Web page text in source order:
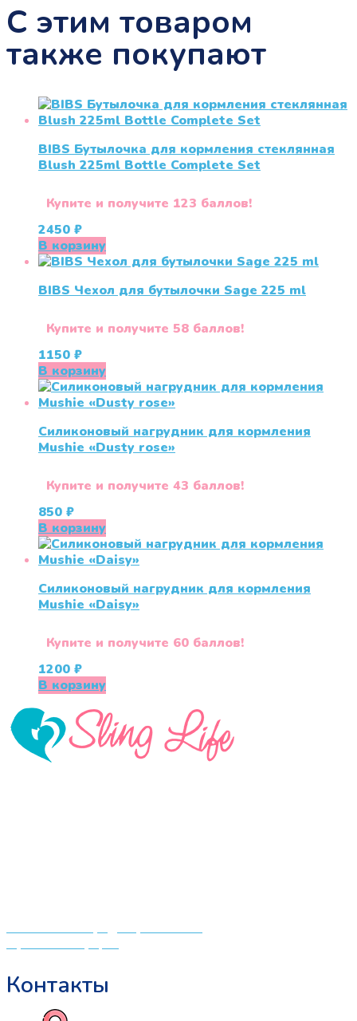
С этим товаром
также покупают
BIBS Бутылочка для кормления стеклянная
Blush 225ml Bottle Complete Set
Купите и получите 123 баллов!
2450 ₽
В корзину
BIBS Чехол для бутылочки Sage 225 ml
Купите и получите 58 баллов!
1150 ₽
В корзину
Силиконовый нагрудник для кормления
Mushie «Dusty rose»
Купите и получите 43 баллов!
850 ₽
В корзину
Силиконовый нагрудник для кормления
Mushie «Daisy»
Купите и получите 60 баллов!
1200 ₽
В корзину
Политика конфиденциальности
Публичная оферта
Контакты